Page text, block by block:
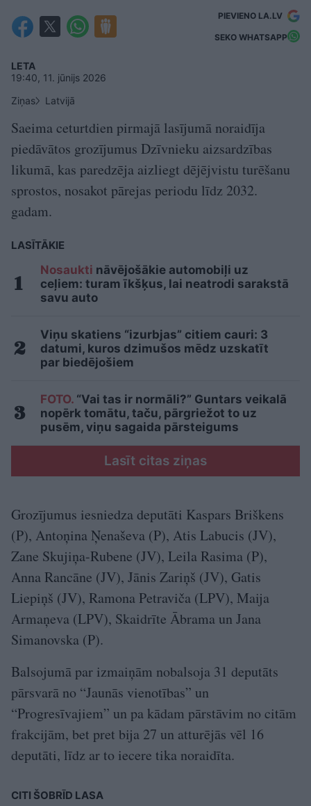
PIEVIENO LA.LV
SEKO WHATSAPP
LETA
19:40, 11. jūnijs 2026
Ziņas
Latvijā
Saeima ceturtdien pirmajā lasījumā noraidīja
piedāvātos grozījumus Dzīvnieku aizsardzības
likumā, kas paredzēja aizliegt dējējvistu turēšanu
sprostos, nosakot pārejas periodu līdz 2032.
gadam.
LASĪTĀKIE
Nosaukti nāvējošākie automobiļi uz
ceļiem: turam īkšķus, lai neatrodi sarakstā
savu auto
Viņu skatiens “izurbjas” citiem cauri: 3
datumi, kuros dzimušos mēdz uzskatīt
par biedējošiem
FOTO. “Vai tas ir normāli?” Guntars veikalā
nopērk tomātu, taču, pārgriežot to uz
pusēm, viņu sagaida pārsteigums
Lasīt citas ziņas
Grozījumus iesniedza deputāti Kaspars Briškens
(P), Antoņina Ņenaševa (P), Atis Labucis (JV),
Zane Skujiņa-Rubene (JV), Leila Rasima (P),
Anna Rancāne (JV), Jānis Zariņš (JV), Gatis
Liepiņš (JV), Ramona Petraviča (LPV), Maija
Armaņeva (LPV), Skaidrīte Ābrama un Jana
Simanovska (P).
Balsojumā par izmaiņām nobalsoja 31 deputāts
pārsvarā no “Jaunās vienotības” un
“Progresīvajiem” un pa kādam pārstāvim no citām
frakcijām, bet pret bija 27 un atturējās vēl 16
deputāti, līdz ar to iecere tika noraidīta.
CITI ŠOBRĪD LASA